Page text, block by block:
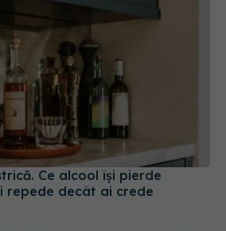
Ce alcool își pierde
repede decât ai crede